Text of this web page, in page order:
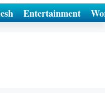
Entertainment